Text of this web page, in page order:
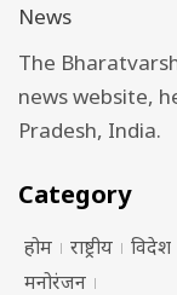
The
news website,
Pradesh, India.
Category
होम राष्ट्रीय
विदेश
मनोरंजन